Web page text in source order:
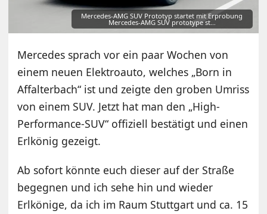
Mercedes-AMG SUV Prototyp startet mit Erprobung
Mercedes-AMG SUV prototype st…
Mercedes sprach vor ein paar Wochen von
einem neuen Elektroauto, welches „Born in
Affalterbach“ ist und zeigte den groben Umriss
von einem SUV. Jetzt hat man den „High-
Performance-SUV“ offiziell bestätigt und einen
Erlkönig gezeigt.
Ab sofort könnte euch dieser auf der Straße
begegnen und ich sehe hin und wieder
Erlkönige, da ich im Raum Stuttgart und ca. 15